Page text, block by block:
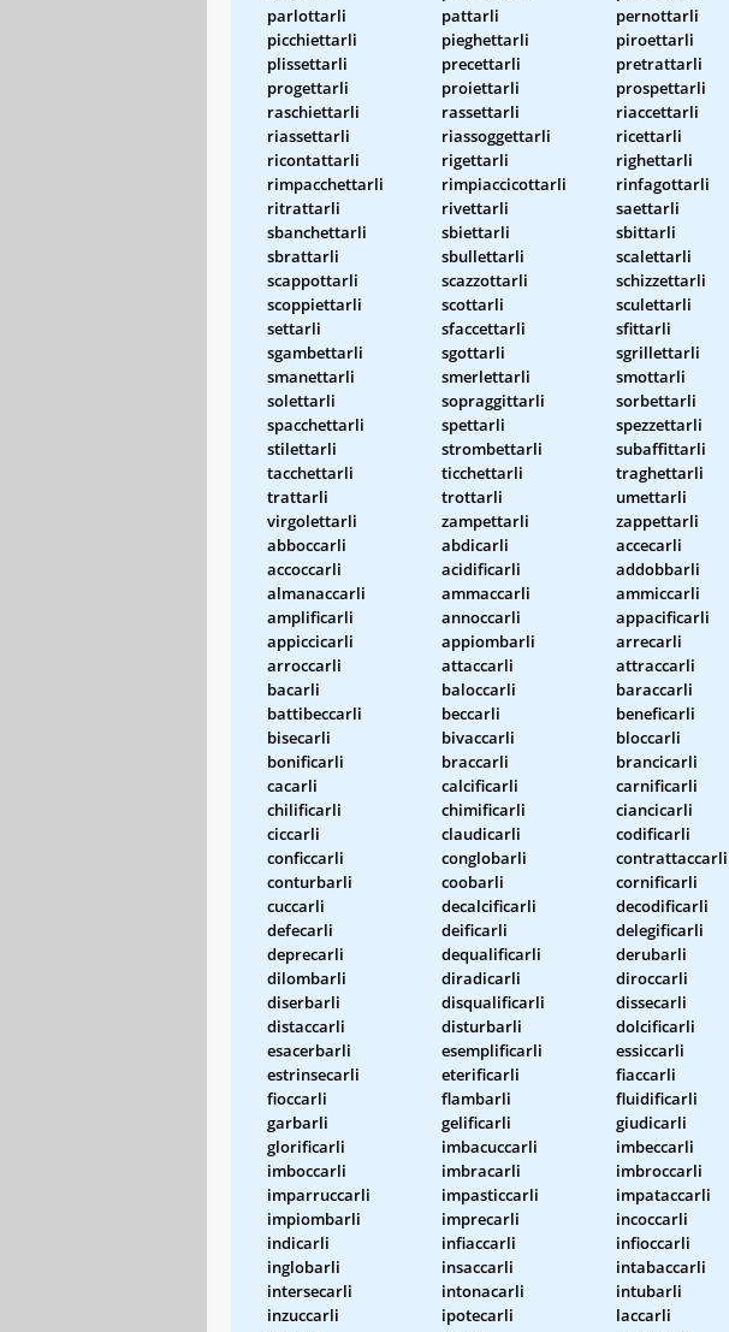
parlottarli
pattarli pernottarli
picchiettarli
pieghettarli piroettarli
plissettarli
precettarli pretrattarli
progettarli
proiettarli prospettarli
raschiettarli
rassettarli riaccettarli
riassettarli
riassoggettarli ricettarli
ricontattarli
rigettarli righettarli
rimpacchettarli
rimpiaccicottarli rinfagottarli
ritrattarli
rivettarli saettarli
sbanchettarli
sbiettarli sbittarli
sbrattarli
sbullettarli scalettarli
scappottarli
scazzottarli schizzettarli
scoppiettarli
scottarli sculettarli
settarli
sfaccettarli sfittarli
sgambettarli
sgottarli sgrillettarli
smanettarli
smerlettarli smottarli
solettarli
sopraggittarli sorbettarli
spacchettarli
spettarli spezzettarli
stilettarli
strombettarli subaffittarli
tacchettarli
ticchettarli traghettarli
trattarli
trottarli umettarli
virgolettarli
zampettarli zappettarli
abboccarli
abdicarli accecarli
accoccarli
acidificarli addobbarli
almanaccarli
ammaccarli ammiccarli
amplificarli
annoccarli appacificarli
appiccicarli
appiombarli arrecarli
arroccarli
attaccarli attraccarli
bacarli
baloccarli baraccarli
battibeccarli
beccarli beneficarli
bisecarli
bivaccarli bloccarli
bonificarli
braccarli brancicarli
cacarli
calcificarli carnificarli
chilificarli
chimificarli ciancicarli
ciccarli
claudicarli codificarli
conficcarli
conglobarli contrattaccarli
conturbarli
coobarli cornificarli
cuccarli
decalcificarli decodificarli
defecarli
deificarli delegificarli
deprecarli
dequalificarli derubarli
dilombarli
diradicarli diroccarli
diserbarli
disqualificarli dissecarli
distaccarli
disturbarli dolcificarli
esacerbarli
esemplificarli essiccarli
estrinsecarli
eterificarli fiaccarli
fioccarli
flambarli fluidificarli
garbarli
gelificarli giudicarli
glorificarli
imbacuccarli imbeccarli
imboccarli
imbracarli imbroccarli
imparruccarli
impasticcarli impataccarli
impiombarli
imprecarli incoccarli
indicarli
infiaccarli infioccarli
inglobarli
insaccarli intabaccarli
intersecarli
intonacarli intubarli
inzuccarli
ipotecarli laccarli